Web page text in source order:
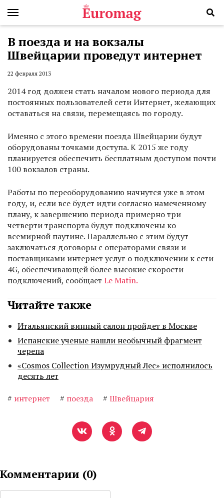
В поезда и на вокзалы
Швейцарии проведут интернет
22 февраля 2013
2014 год должен стать началом нового периода для
постоянных пользователей сети Интернет, желающих
оставаться на связи, перемещаясь по городу.
Именно с этого времени поезда Швейцарии будут
оборудованы точками доступа. К 2015 же году
планируется обеспечить бесплатным доступом почти
100 вокзалов страны.
Работы по переоборудованию начнутся уже в этом
году, и, если все будет идти согласно намеченному
плану, к завершению периода примерно три
четверти транспорта будут подключены ко
всемирной паутине. Параллельно с этим будут
заключаться договоры с операторами связи и
поставщиками интернет услуг о подключении к сети
4G, обеспечивающей более высокие скорости
подключений, сообщает Le Matin.
Читайте также
Итальянский винный салон пройдет в Москве
Испанские ученые нашли необычный фрагмент
черепа
«Cosmos Collection Изумрудный Лес» исполнилось
десять лет
# интернет # поезда # Швейцария
Комментарии (0)